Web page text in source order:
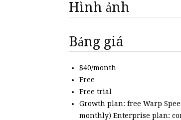
Hình ảnh
Bảng giá
$40/month
Free
Free trial
Growth plan: free Warp
monthly) Enterprise plan: